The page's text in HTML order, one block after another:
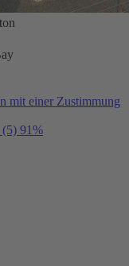
mit einer Zustimmung
(5) 91%